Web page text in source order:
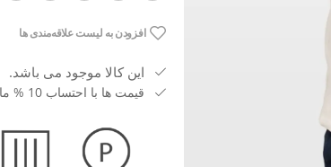
افزودن به لیست علاقه‌مندی ها
این کالا موجود می باشد.
قیمت ها با احتساب 10 % مالیات بر ارزش افزوده می باشد.